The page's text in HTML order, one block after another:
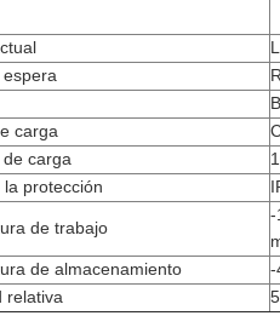
carga
carga
protección
de trabajo
-
de almacenamiento
relativa